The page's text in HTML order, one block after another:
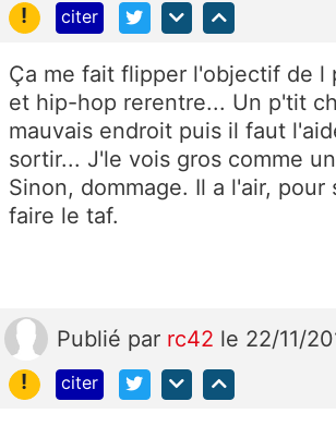
!
citer
Ça me fait flipper l'objectif de l
et hip-hop rerentre... Un p'tit
mauvais endroit puis il faut
sortir... J'le vois gros comme
Sinon, dommage. Il a l'air, pour
faire le taf.
Publié par rc42 le 22/11/
!
citer